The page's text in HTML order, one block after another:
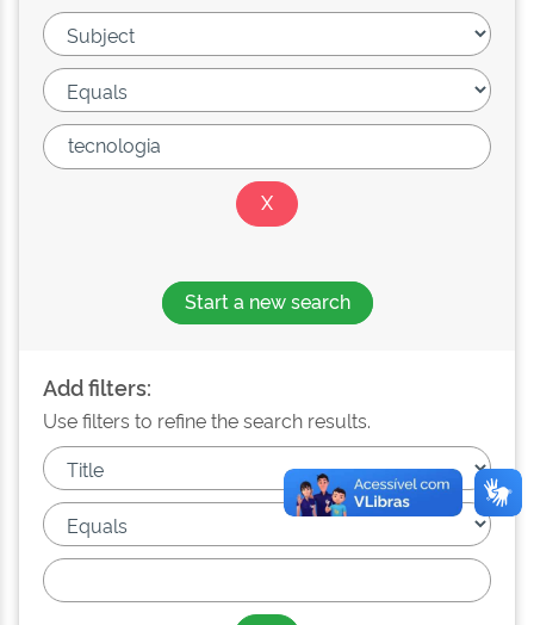
Start a new search
Add filters:
Use filters to refine the search results.